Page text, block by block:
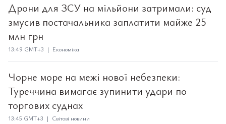
Дрони для ЗСУ на мільйони затримали: суд
змусив постачальника заплатити майже 25
млн грн
13:49 GMT+3 | Економіка
Чорне море на межі нової небезпеки:
Туреччина вимагає зупинити удари по
торгових суднах
13:45 GMT+3 | Світові новини